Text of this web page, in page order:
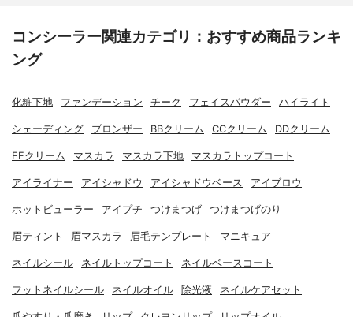
コンシーラー関連カテゴリ：おすすめ商品ランキ
ング
化粧下地 ファンデーション チーク フェイスパウダー ハイライト
シェーディング ブロンザー BBクリーム CCクリーム DDクリーム
EEクリーム マスカラ マスカラ下地 マスカラトップコート
アイライナー アイシャドウ アイシャドウベース アイブロウ
ホットビューラー アイプチ つけまつげ つけまつげのり
眉ティント 眉マスカラ 眉毛テンプレート マニキュア
ネイルシール ネイルトップコート ネイルベースコート
フットネイルシール ネイルオイル 除光液 ネイルケアセット